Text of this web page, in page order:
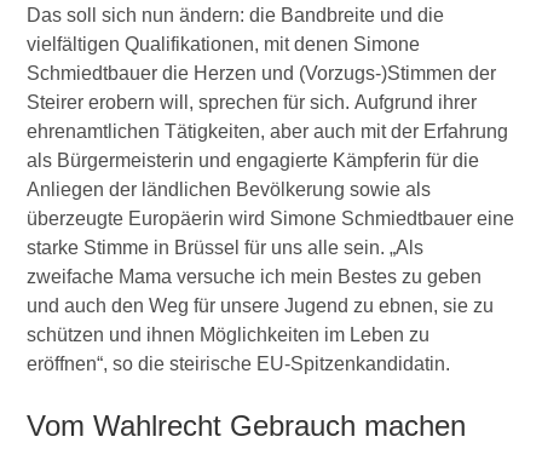
Das soll sich nun ändern: die Bandbreite und die
vielfältigen Qualifikationen, mit denen Simone
Schmiedtbauer die Herzen und (Vorzugs-)Stimmen der
Steirer erobern will, sprechen für sich. Aufgrund ihrer
ehrenamtlichen Tätigkeiten, aber auch mit der Erfahrung
als Bürgermeisterin und engagierte Kämpferin für die
Anliegen der ländlichen Bevölkerung sowie als
überzeugte Europäerin wird Simone Schmiedtbauer eine
starke Stimme in Brüssel für uns alle sein. „Als
zweifache Mama versuche ich mein Bestes zu geben
und auch den Weg für unsere Jugend zu ebnen, sie zu
schützen und ihnen Möglichkeiten im Leben zu
eröffnen“, so die steirische EU-Spitzenkandidatin.
Vom Wahlrecht Gebrauch machen